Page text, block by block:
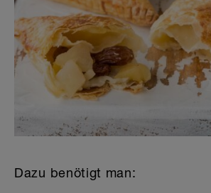
Die Welt der Sticker
Dazu benötigt man: